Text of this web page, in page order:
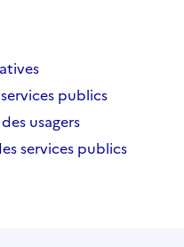
publics
usagers
services publics